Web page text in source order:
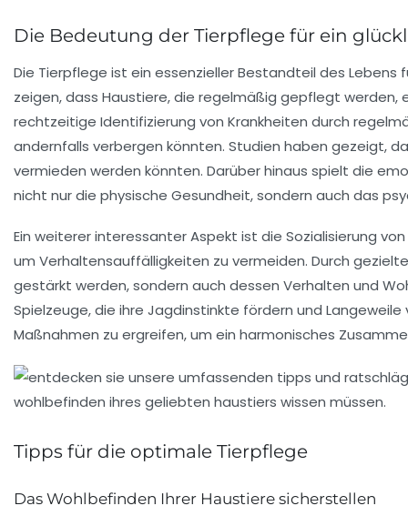
Die Bedeutung der Tierpflege für ein
Die Tierpflege ist ein essenzieller Bestandteil des
zeigen, dass Haustiere, die regelmäßig gepflegt werden,
rechtzeitige Identifizierung von Krankheiten durch
andernfalls verbergen könnten. Studien haben gezeigt,
vermieden werden könnten. Darüber hinaus spielt die
nicht nur die physische Gesundheit, sondern auch das
Ein weiterer interessanter Aspekt ist die Sozialisierung
um Verhaltensauffälligkeiten zu vermeiden. Durch
gestärkt werden, sondern auch dessen Verhalten und
Spielzeuge, die ihre Jagdinstinkte fördern und
Maßnahmen zu ergreifen, um ein harmonisches
Tipps für die optimale Tierpflege
Das Wohlbefinden Ihrer Haustiere sicherstellen